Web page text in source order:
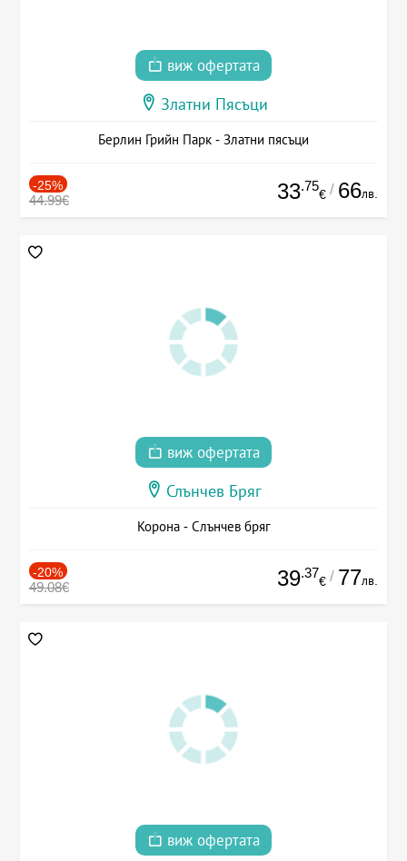
виж офертата
Златни Пясъци
Берлин Грийн Парк - Златни пясъци
-25%
44.99€ 33.75
€ / 66лв.
виж офертата
Слънчев Бряг
Корона - Слънчев бряг
-20%
49.08€ 39.37
€ / 77лв.
виж офертата